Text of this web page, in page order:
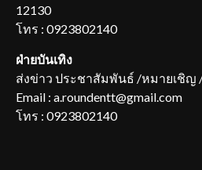
12130
โทร : 0923802140
ฝ่ายบันเทิง
ส่งข่าว ประชาสัมพันธ์ /หมายเชิญ
Email : a.roundentt@gmail.com
โทร : 0923802140